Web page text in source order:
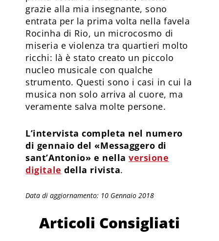
grazie alla mia insegnante, sono
entrata per la prima volta nella favela
Rocinha di Rio, un microcosmo di
miseria e violenza tra quartieri molto
ricchi: là è stato creato un piccolo
nucleo musicale con qualche
strumento. Questi sono i casi in cui la
musica non solo arriva al cuore, ma
veramente salva molte persone.
L’intervista completa nel numero
di gennaio del «Messaggero di
sant’Antonio» e nellaversione
digitale della rivista.
Data di aggiornamento: 10 Gennaio 2018
Articoli Consigliati